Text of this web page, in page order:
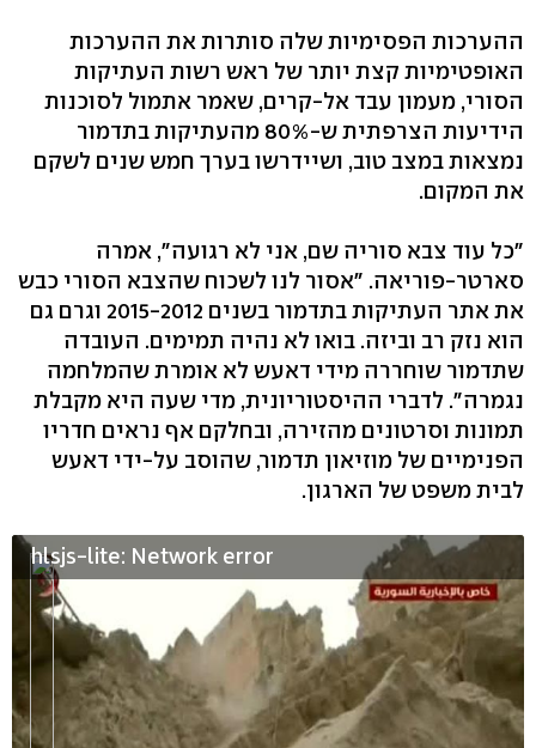
ההערכות הפסימיות שלה סותרות את ההערכות
האופטימיות קצת יותר של ראש רשות העתיקות
הסורי, מעמון עבד אל-קרים, שאמר אתמול לסוכנות
הידיעות הצרפתית ש-80% מהעתיקות בתדמור
נמצאות במצב טוב, ושיידרשו בערך חמש שנים לשקם
את המקום.
"כל עוד צבא סוריה שם, אני לא רגועה", אמרה
סארטר-פוריאה. "אסור לנו לשכוח שהצבא הסורי כבש
את אתר העתיקות בתדמור בשנים 2015-2012 וגרם גם
הוא נזק רב וביזה. בואו לא נהיה תמימים. העובדה
שתדמור שוחררה מידי דאעש לא אומרת שהמלחמה
נגמרה". לדברי ההיסטוריונית, מדי שעה היא מקבלת
תמונות וסרטונים מהזירה, ובחלקם אף נראים חדריו
הפנימיים של מוזיאון תדמור, שהוסב על-ידי דאעש
לבית משפט של הארגון.
hlsjs-lite: Network error